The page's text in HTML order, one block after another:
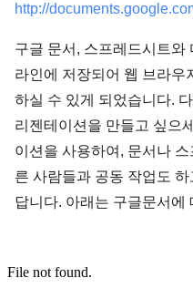
http://
구글 문서, 스프레드시트와
라인에 저장되어 웹 브라우
하실 수 있게 되었습니다.
리젠테이션을 만들고 싶으
이션을 사용하여, 문서나
른 사람들과 공동 작업도
답니다. 아래는 구글문서에